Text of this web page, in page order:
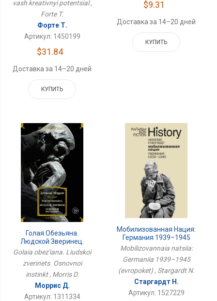
vash kreativnyi potentsial ,
Forte T.
Форте Т.
Артикул: 1450199
$31.84
Доставка за 14–20 дней
КУПИТЬ
$9.31
Доставка за 14–20 дней
КУПИТЬ
Голая Обезьяна.
Людской Зверинец.
Основной Инстинкт
Golaia obez'iana. Liudskoi
zverinets. Osnovnoi
instinkt , Morris D.
Моррис Д.
Артикул: 1311334
Мобилизованная Нация:
Германия 1939–1945
(европокет)
Mobilizovannaia natsiia:
Germaniia 1939–1945
(evropoket) , Stargardt N.
Старгардт Н.
Артикул: 1527229